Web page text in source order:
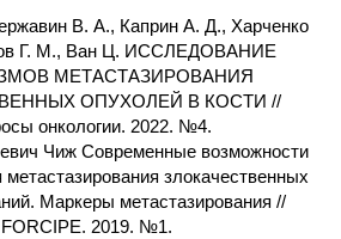
В. А., Каприн А. Д., Харченко
Г. М., Ван Ц. ИССЛЕДОВАНИЕ
МЕТАСТАЗИРОВАНИЯ
ОПУХОЛЕЙ В КОСТИ //
онкологии. 2022. №4.
Чиж Современные возможности
метастазирования злокачественных
Маркеры метастазирования //
FORCIPE. 2019. №1.